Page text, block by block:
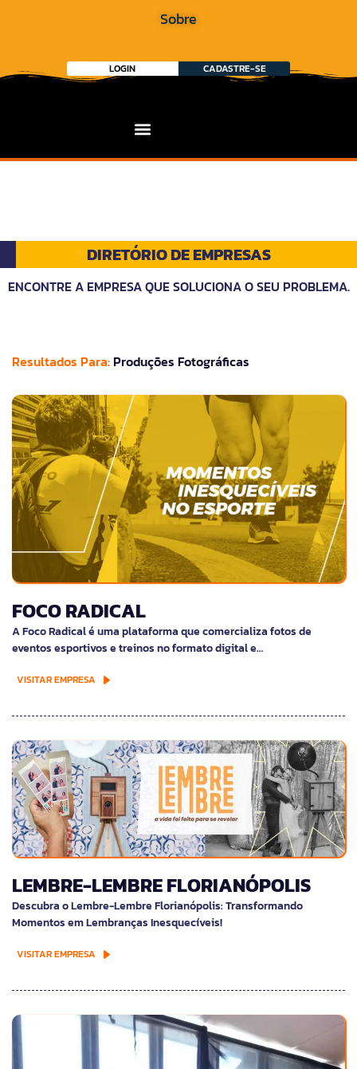
Sobre
LOGIN CADASTRE-SE
DIRETÓRIO DE EMPRESAS
ENCONTRE A EMPRESA QUE SOLUCIONA O SEU PROBLEMA.
Resultados Para: Produções Fotográficas
FOCO RADICAL
A Foco Radical é uma plataforma que comercializa fotos de
eventos esportivos e treinos no formato digital e…
VISITAR EMPRESA
LEMBRE-LEMBRE FLORIANÓPOLIS
Descubra o Lembre-Lembre Florianópolis: Transformando
Momentos em Lembranças Inesquecíveis!
VISITAR EMPRESA